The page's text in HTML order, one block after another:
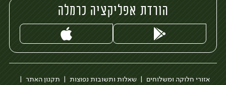
הורדת אפליקציה כרמלה
אזורי חלוקה ומשלוחים שאלות ותשובות נפוצות
תקנון האתר